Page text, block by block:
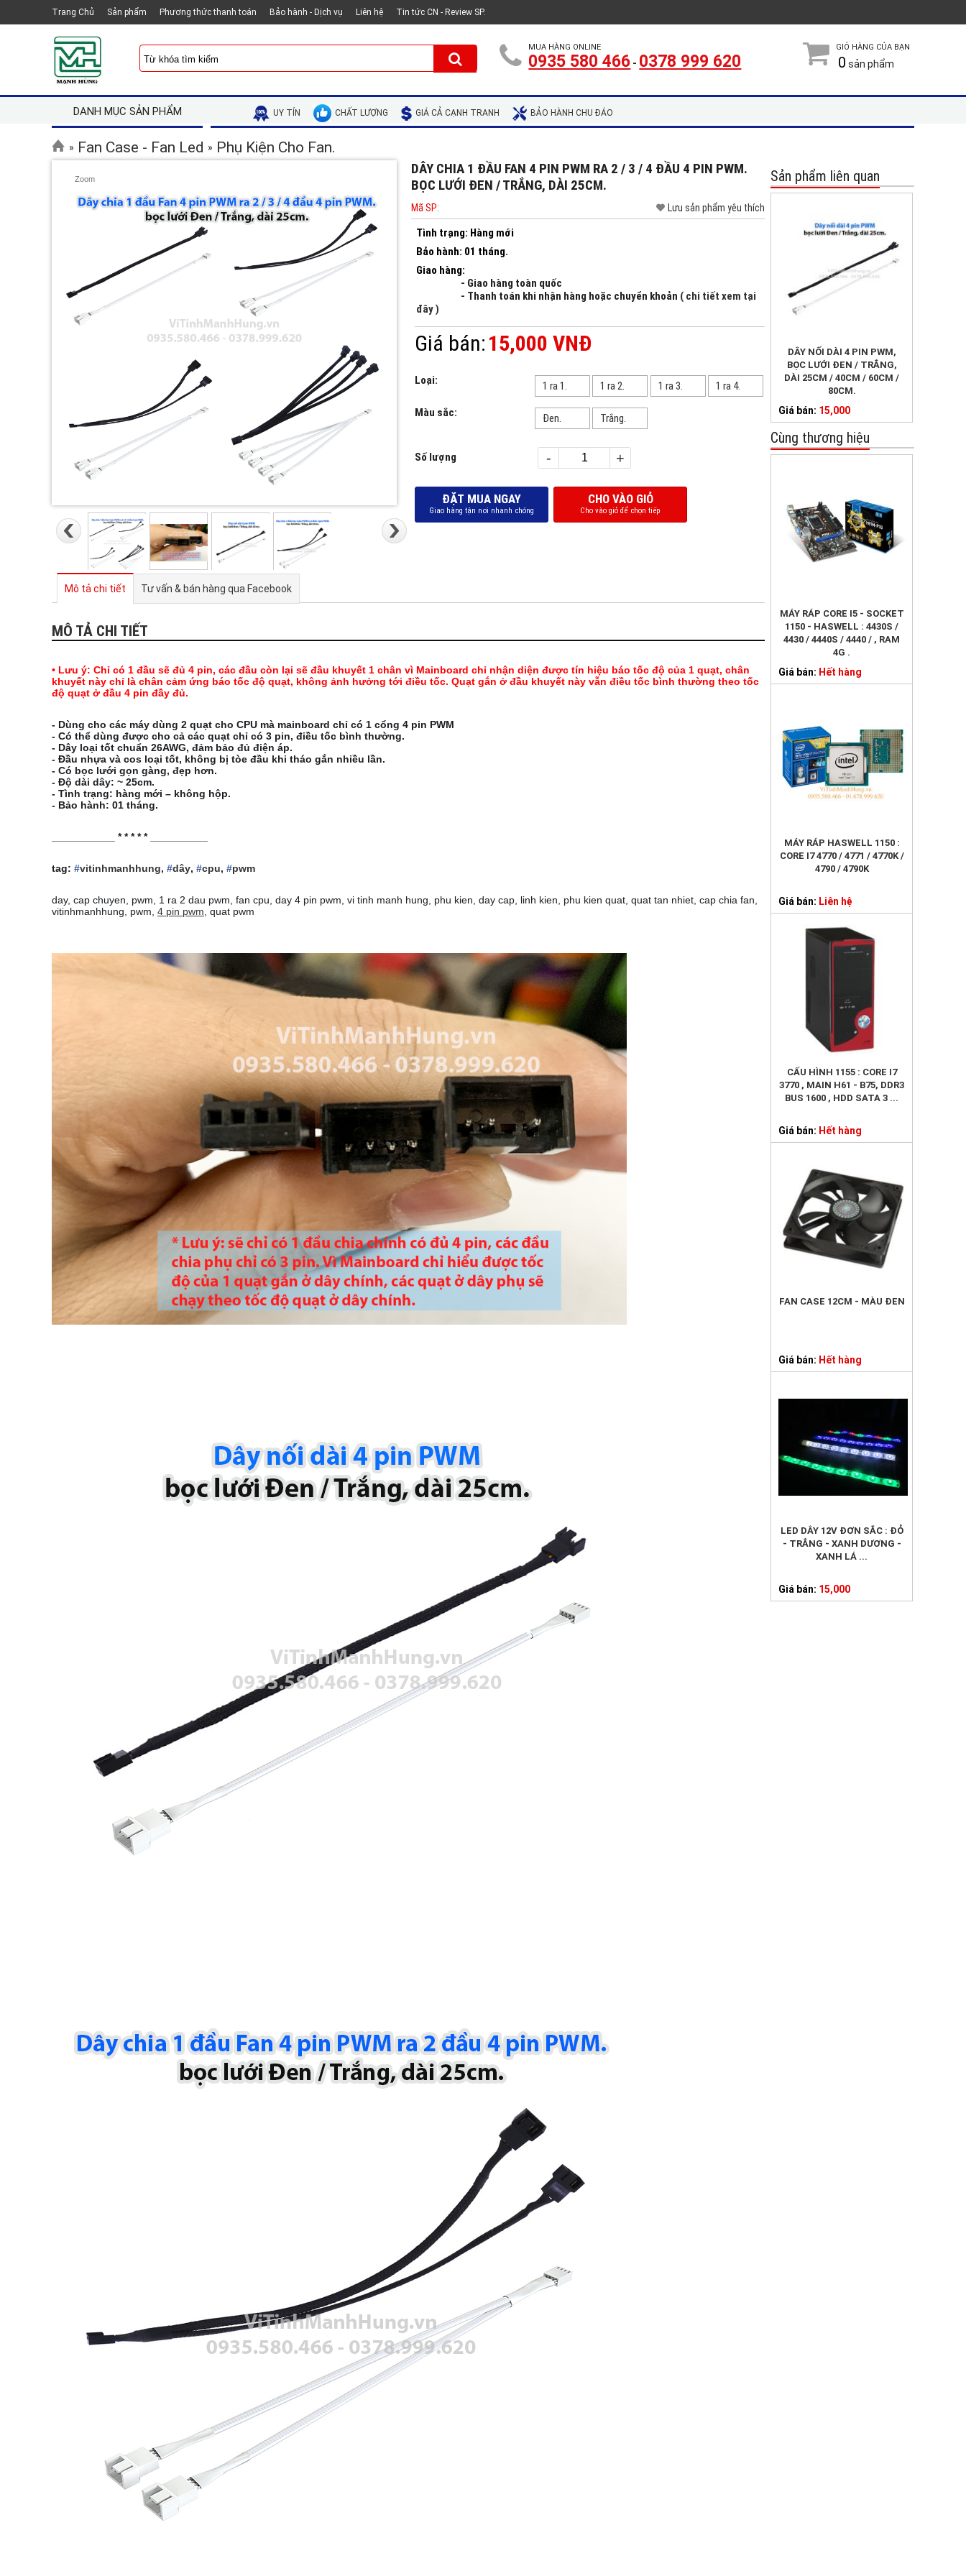
Trang Chủ Sản phẩm Phương thức thanh toán Bảo hành - Dịch vụ Liên hệ Tin tức CN - Review SP.
MUA HÀNG ONLINE
0935 580 466 - 0378 999 620
GIỎ HÀNG CỦA BẠN
0 sản phẩm
DANH MỤC SẢN PHẨM UY TÍN CHẤT LƯỢNG GIÁ CẢ CẠNH TRANH BẢO HÀNH CHU ĐÁO
» Fan Case - Fan Led » Phụ Kiện Cho Fan.
Zoom
DÂY CHIA 1 ĐẦU FAN 4 PIN PWM RA 2 / 3 / 4 ĐẦU 4 PIN PWM.
BỌC LƯỚI ĐEN / TRẮNG, DÀI 25CM.
Mã SP: Lưu sản phẩm yêu thích
Tình trạng: Hàng mới
Bảo hành: 01 tháng.
Giao hàng:
- Giao hàng toàn quốc
- Thanh toán khi nhận hàng hoặc chuyển khoản ( chi tiết xem tại
đây )
Giá bán: 15,000 VNĐ
Loại: 1 ra 1. 1 ra 2. 1 ra 3. 1 ra 4.
Màu sắc: Đen. Trắng.
Số lượng - +
ĐẶT MUA NGAY
Giao hàng tận nơi nhanh chóng
CHO VÀO GIỎ
Cho vào giỏ để chọn tiếp
Mô tả chi tiết Tư vấn & bán hàng qua Facebook
MÔ TẢ CHI TIẾT
• Lưu ý: Chỉ có 1 đầu sẽ đủ 4 pin, các đầu còn lại sẽ đầu khuyết 1 chân vì Mainboard chỉ nhận diện được tín hiệu báo tốc độ của 1 quạt, chân
khuyết này chỉ là chân cảm ứng báo tốc độ quạt, không ảnh hưởng tới điều tốc. Quạt gắn ở đầu khuyết này vẫn điều tốc bình thường theo tốc
độ quạt ở đầu 4 pin đầy đủ.
- Dùng cho các máy dùng 2 quạt cho CPU mà mainboard chỉ có 1 cổng 4 pin PWM
- Có thể dùng được cho cả các quạt chỉ có 3 pin, điều tốc bình thường.
- Dây loại tốt chuẩn 26AWG, đảm bảo đủ điện áp.
- Đầu nhựa và cos loại tốt, không bị tòe đầu khi tháo gắn nhiều lần.
- Có bọc lưới gọn gàng, đẹp hơn.
- Độ dài dây: ~ 25cm.
- Tình trạng: hàng mới – không hộp.
- Bảo hành: 01 tháng.
___________ * * * * * __________
tag: #vitinhmanhhung, #dây, #cpu, #pwm
day, cap chuyen, pwm, 1 ra 2 dau pwm, fan cpu, day 4 pin pwm, vi tinh manh hung, phu kien, day cap, linh kien, phu kien quat, quat tan nhiet, cap chia fan,
vitinhmanhhung, pwm, 4 pin pwm, quat pwm
Sản phẩm liên quan
DÂY NỐI DÀI 4 PIN PWM,
BỌC LƯỚI ĐEN / TRẮNG,
DÀI 25CM / 40CM / 60CM /
80CM.
Giá bán: 15,000
Cùng thương hiệu
MÁY RÁP CORE I5 - SOCKET
1150 - HASWELL : 4430S /
4430 / 4440S / 4440 / , RAM
4G .
Giá bán: Hết hàng
MÁY RÁP HASWELL 1150 :
CORE I7 4770 / 4771 / 4770K /
4790 / 4790K
Giá bán: Liên hệ
CẤU HÌNH 1155 : CORE I7
3770 , MAIN H61 - B75, DDR3
BUS 1600 , HDD SATA 3 ...
Giá bán: Hết hàng
FAN CASE 12CM - MÀU ĐEN
Giá bán: Hết hàng
LED DÂY 12V ĐƠN SẮC : ĐỎ
- TRẮNG - XANH DƯƠNG -
XANH LÁ ...
Giá bán: 15,000